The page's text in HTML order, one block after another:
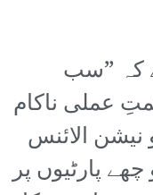
کہ ”سب
عملی ناکام
نیشن الائنس
پارٹیوں پر